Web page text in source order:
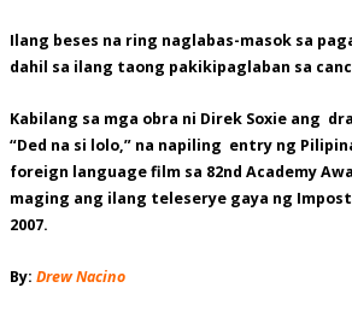
Ilang beses na ring naglabas-masok sa
dahil sa ilang taong pakikipaglaban sa
Kabilang sa mga obra ni Direk Soxie ang
“Ded na si lolo,” na napiling entry ng
foreign language film sa 82nd Academy
maging ang ilang teleserye gaya ng
2007.
By: Drew Nacino